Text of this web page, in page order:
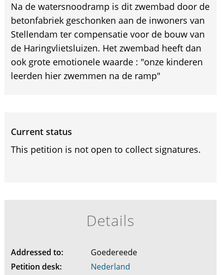
Na de watersnoodramp is dit zwembad door de
betonfabriek geschonken aan de inwoners van
Stellendam ter compensatie voor de bouw van
de Haringvlietsluizen. Het zwembad heeft dan
ook grote emotionele waarde : "onze kinderen
leerden hier zwemmen na de ramp"
Current status
This petition is not open to collect signatures.
Details
Addressed to:
Goedereede
Petition desk:
Nederland